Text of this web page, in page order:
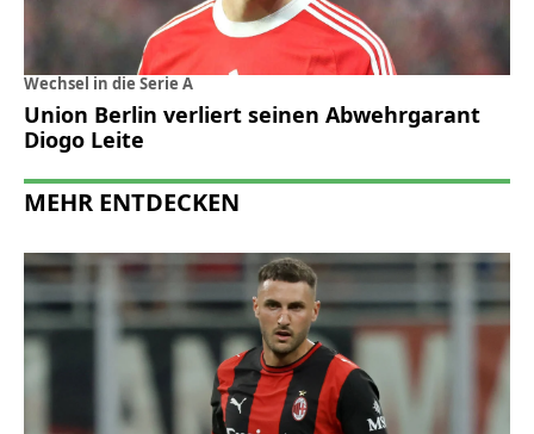
Wechsel in die Serie A
Union Berlin verliert seinen Abwehrgarant
Diogo Leite
MEHR ENTDECKEN